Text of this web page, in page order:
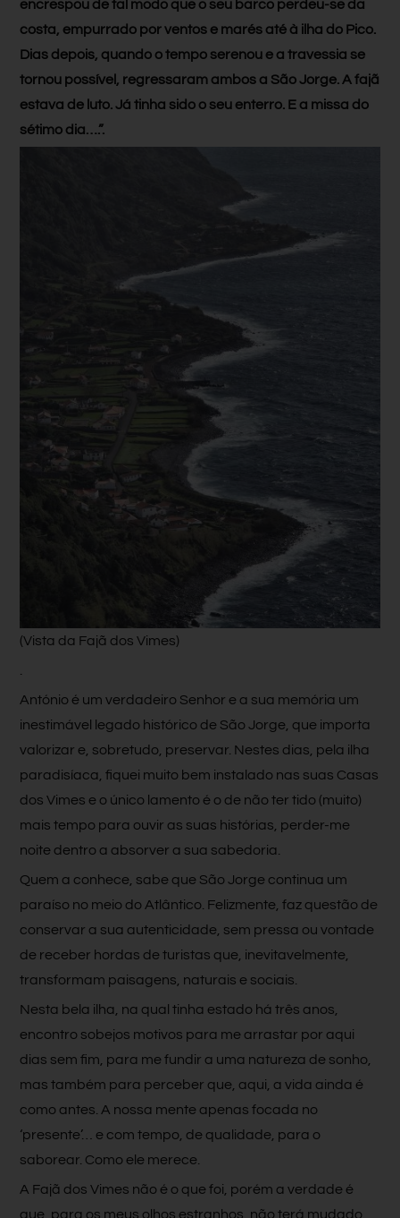
encrespou de tal modo que o seu barco perdeu-se da
costa, empurrado por ventos e marés até à ilha do Pico.
Dias depois, quando o tempo serenou e a travessia se
tornou possível, regressaram ambos a São Jorge. A fajã
estava de luto. Já tinha sido o seu enterro. E a missa do
sétimo dia….”.
(Vista da Fajã dos Vimes)
António é um verdadeiro Senhor e a sua memória um
inestimável legado histórico de São Jorge, que importa
valorizar e, sobretudo, preservar. Nestes dias, pela ilha
paradisíaca, fiquei muito bem instalado nas suas Casas
dos Vimes e o único lamento é o de não ter tido (muito)
mais tempo para ouvir as suas histórias, perder-me
noite dentro a absorver a sua sabedoria.
Quem a conhece, sabe que São Jorge continua um
paraíso no meio do Atlântico. Felizmente, faz questão de
conservar a sua autenticidade, sem pressa ou vontade
de receber hordas de turistas que, inevitavelmente,
transformam paisagens, naturais e sociais.
Nesta bela ilha, na qual tinha estado há três anos,
encontro sobejos motivos para me arrastar por aqui
dias sem fim, para me fundir a uma natureza de sonho,
mas também para perceber que, aqui, a vida ainda é
como antes. A nossa mente apenas focada no
‘presente’… e com tempo, de qualidade, para o
saborear. Como ele merece.
A Fajã dos Vimes não é o que foi, porém a verdade é
que, para os meus olhos estranhos, não terá mudado